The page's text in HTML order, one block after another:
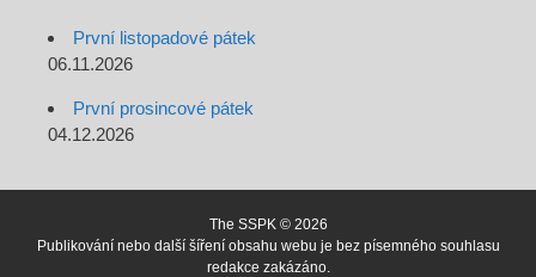
První listopadové pátek
06.11.2026
První prosincové pátek
04.12.2026
The SSPK © 2026
Publikování nebo další šíření obsahu webu je bez písemného souhlasu
redakce zakázáno.